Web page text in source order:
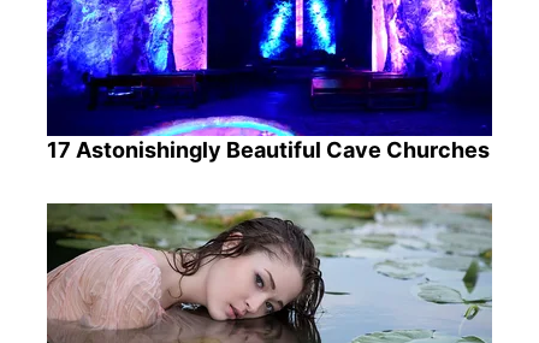
17 Astonishingly Beautiful Cave Churches